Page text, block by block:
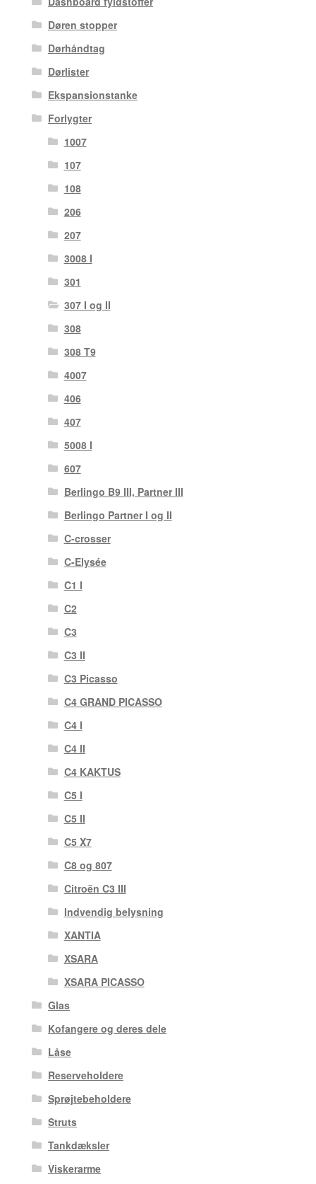
Døren stopper
Dørhåndtag
Dørlister
Ekspansionstanke
Forlygter
1007
107
108
206
207
3008 I
301
307 I og II
308
308 T9
4007
406
407
5008 I
607
Berlingo B9 III, Partner III
Berlingo Partner I og II
C-crosser
C-Elysée
C1 I
C2
C3
C3 II
C3 Picasso
C4 GRAND PICASSO
C4 I
C4 II
C4 KAKTUS
C5 I
C5 II
C5 X7
C8 og 807
Citroën C3 III
Indvendig belysning
XANTIA
XSARA
XSARA PICASSO
Glas
Kofangere og deres dele
Låse
Reserveholdere
Sprøjtebeholdere
Struts
Tankdæksler
Viskerarme